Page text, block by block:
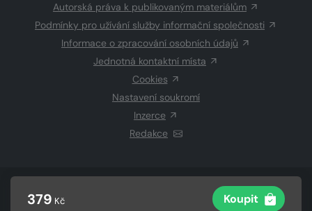
379 Kč Koupit
Autorská práva k publikovaným materiálům
Podmínky pro užívání služby informační společnosti
Informace o zpracování osobních údajů
Jednotná kontaktní místa
Cookies
Nastavení soukromí
Inzerce
Redakce
CZECH NEWS CENTER a.s.a dodavatelé